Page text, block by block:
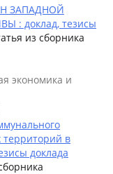
ЗАПАДНОЙ
: доклад, тезисы
из сборника
экономика и
территорий в
доклада